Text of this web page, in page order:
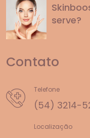
serve?
Contato
Telefone
(54) 3214-
Localização